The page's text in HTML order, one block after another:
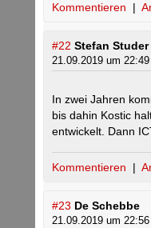
Kommentieren |
#22 Stefan Studer
21.09.2019 um
In zwei Jahren
bis dahin Kostic
entwickelt. Dann
Kommentieren |
#23 De Schebbe
21.09.2019 um